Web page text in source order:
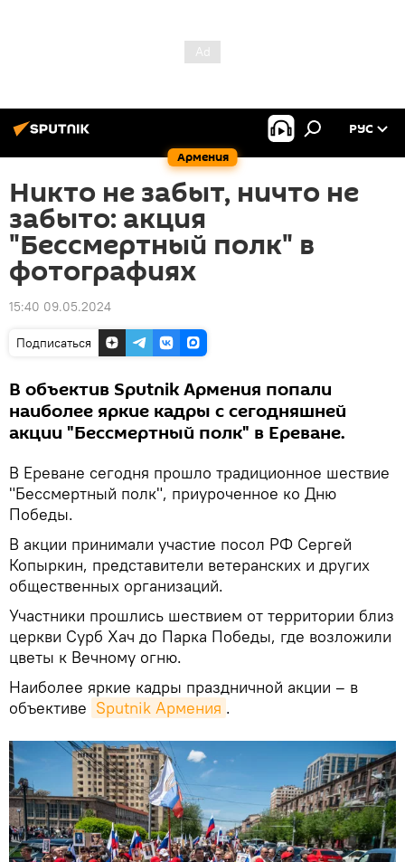
Армения
РУС
Никто не забыт, ничто не
забыто: акция
"Бессмертный полк" в
фотографиях
15:40 09.05.2024
Подписаться
В объектив Sputnik Армения попали
наиболее яркие кадры с сегодняшней
акции "Бессмертный полк" в Ереване.
В Ереване сегодня прошло традиционное шествие
"Бессмертный полк", приуроченное ко Дню
Победы.
В акции принимали участие посол РФ Сергей
Копыркин, представители ветеранских и других
общественных организаций.
Участники прошлись шествием от территории близ
церкви Сурб Хач до Парка Победы, где возложили
цветы к Вечному огню.
Наиболее яркие кадры праздничной акции – в
объективе Sputnik Армения .